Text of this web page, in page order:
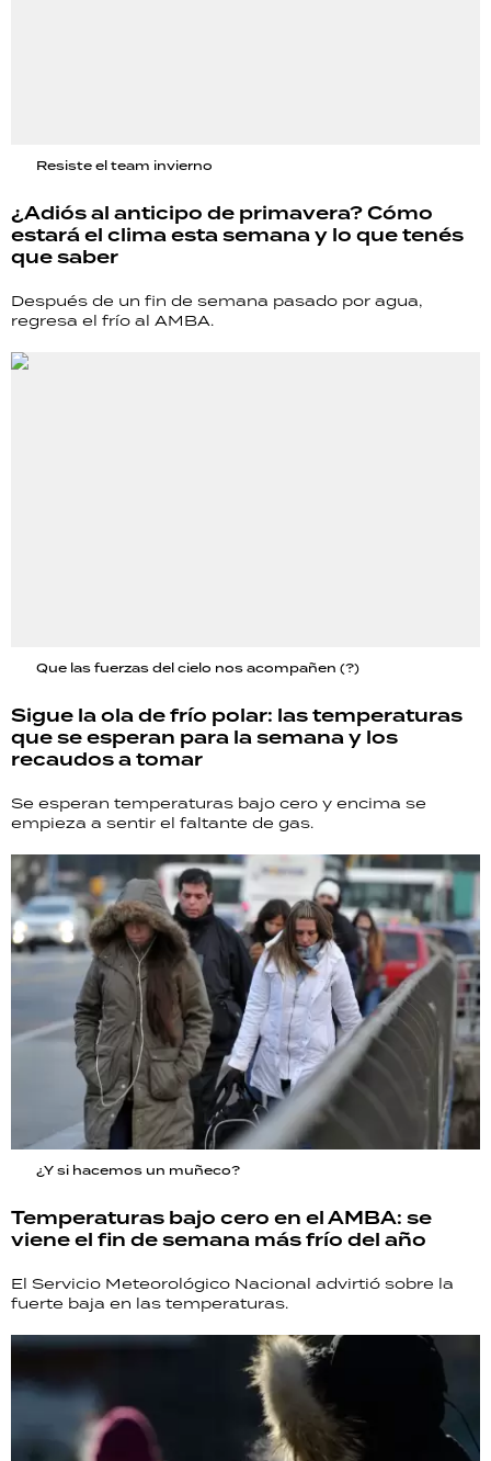
Resiste el team invierno
¿Adiós al anticipo de primavera? Cómo
estará el clima esta semana y lo que tenés
que saber
Después de un fin de semana pasado por agua,
regresa el frío al AMBA.
Que las fuerzas del cielo nos acompañen (?)
Sigue la ola de frío polar: las temperaturas
que se esperan para la semana y los
recaudos a tomar
Se esperan temperaturas bajo cero y encima se
empieza a sentir el faltante de gas.
¿Y si hacemos un muñeco?
Temperaturas bajo cero en el AMBA: se
viene el fin de semana más frío del año
El Servicio Meteorológico Nacional advirtió sobre la
fuerte baja en las temperaturas.